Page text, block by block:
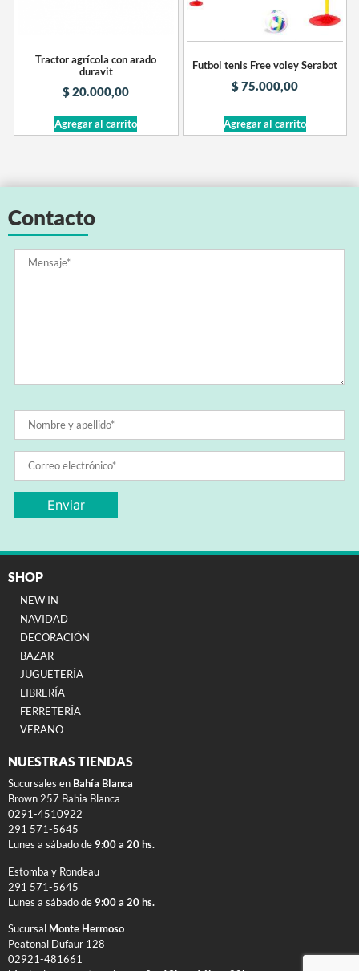
Tractor agrícola con arado
duravit
$20.000,00
Agregar al carrito
Futbol tenis Free voley Serabot
$75.000,00
Agregar al carrito
Contacto
SHOP
NEW IN
NAVIDAD
DECORACIÓN
BAZAR
JUGUETERÍA
LIBRERÍA
FERRETERÍA
VERANO
NUESTRAS TIENDAS
Sucursales en Bahía Blanca
Brown 257 Bahia Blanca
0291-4510922
291 571-5645
Lunes a sábado de 9:00 a 20 hs.
Estomba y Rondeau
291 571-5645
Lunes a sábado de 9:00 a 20 hs.
Sucursal Monte Hermoso
Peatonal Dufaur 128
02921-481661